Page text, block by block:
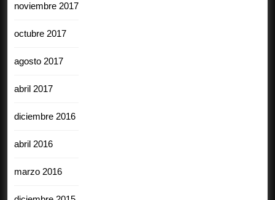
noviembre 2017
octubre 2017
agosto 2017
abril 2017
diciembre 2016
abril 2016
marzo 2016